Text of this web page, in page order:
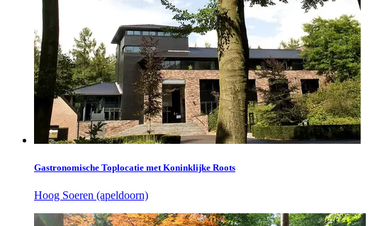
Gastronomische Toplocatie met Koninklijke Roots
Hoog Soeren (apeldoorn)